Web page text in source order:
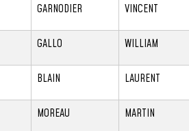
GARNODIER VINCENT
GALLO WILLIAM
BLAIN LAURENT
MOREAU MARTIN